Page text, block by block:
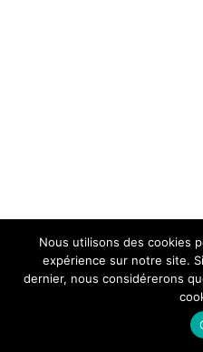
Nous utilisons des cookies
expérience sur notre site.
dernier, nous considérerons